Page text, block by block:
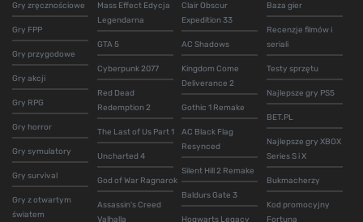
Gry zręcznościowe
Gry FPP
Gry przygodowe
Gry akcji
Gry RPG
Gry horror
Gry symulatory
Gry survival
Gry z otwartym
światem
Mass Effect Edycja
Legendarna
GTA 5
Cyberpunk 2077
Red Dead
Redemption 2
The Last of Us Part 1
Uncharted 4
God of War Ragnarok
Assassin's Creed
Valhalla
Clair Obscur
Expedition 33
AC Shadows
Kingdom Come
Deliverance 2
Gothic 1 Remake
AC Black Flag
Resynced
Silent Hill 2 Remake
Baldurs Gate 3
Hogwarts Legacy
Baza gier
Recenzje filmów i
seriali
Testy sprzętu
Najlepsze gry PS5
BET.PL
Najlepsze gry XBOX
Series S i X
Bukmacherzy
Kod promocyjny
Fortuna